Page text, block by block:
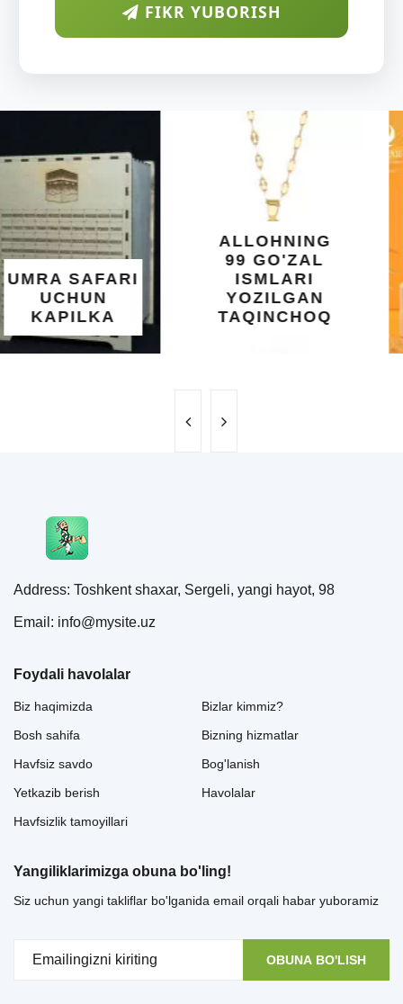
FIKR YUBORISH
ALLOHNING
99 GO'ZAL
ISMLARI
YOZILGAN
TAQINCHOQ
DIYORIDA
O'SUVCHI
KUNDUR
DARAXTINING
SHIFOBAXSH
YELIMI: AQL,
XOTIRA VA
UMUMIY
SALOMATLIK
UCHUN
BEBAHO
NE'MAT
Address: Toshkent shaxar, Sergeli, yangi hayot, 98
Email: info@mysite.uz
Foydali havolalar
Biz haqimizda
Bosh sahifa
Havfsiz savdo
Yetkazib berish
Havfsizlik tamoyillari
Bizlar kimmiz?
Bizning hizmatlar
Bog'lanish
Havolalar
Yangiliklarimizga obuna bo'ling!
Siz uchun yangi takliflar bo'lganida email orqali habar yuboramiz
OBUNA BO'LISH